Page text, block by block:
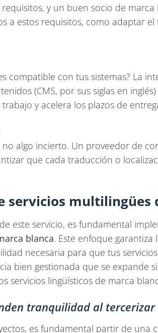
y un buen socio de
a estos requisitos, como adaptar
compatible con tus sistemas? La
(CMS, por sus siglas en
y acelera los plazos de
algo incierto. Un proveedor de
que cada traducción o
servicios multilingües
este servicio, es fundamental
blanca. Este enfoque garantiza
necesaria para que tus
bien gestionada que se expande
servicios lingüísticos de marca
tranquilidad al tercerizar
es fundamental partir de una